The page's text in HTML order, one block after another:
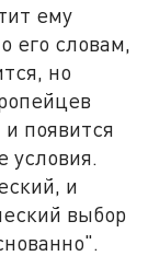
ему
его словам,
но
появится
условия.
и
выбор